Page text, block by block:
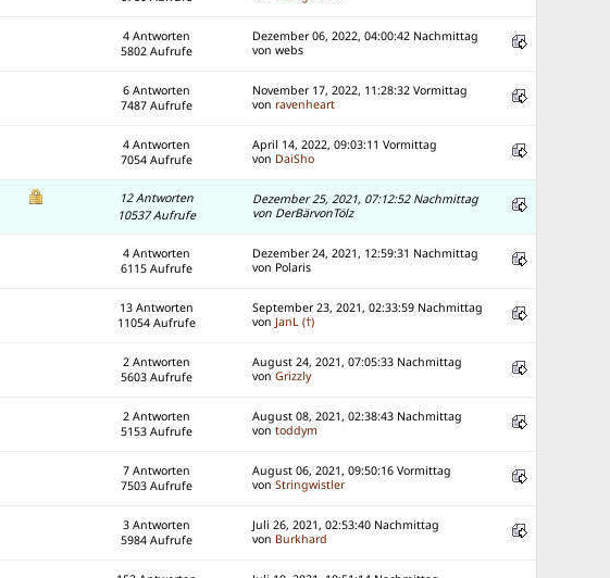
4 Antworten
5802 Aufrufe
Dezember 06, 2022, 04:00:42 Nachmittag
von webs
6 Antworten
7487 Aufrufe
November 17, 2022, 11:28:32 Vormittag
vonravenheart
4 Antworten
7054 Aufrufe
April 14, 2022, 09:03:11 Vormittag
von DaiSho
12 Antworten
10537 Aufrufe
Dezember 25, 2021, 07:12:52 Nachmittag
von DerBärvonTölz
4 Antworten
6115 Aufrufe
Dezember 24, 2021, 12:59:31 Nachmittag
von Polaris
13 Antworten
11054 Aufrufe
September 23, 2021, 02:33:59 Nachmittag
von JanL (†)
2 Antworten
5603 Aufrufe
August 24, 2021, 07:05:33 Nachmittag
vonGrizzly
2 Antworten
5153 Aufrufe
August 08, 2021, 02:38:43 Nachmittag
vontoddym
7 Antworten
7503 Aufrufe
August 06, 2021, 09:50:16 Vormittag
vonStringwistler
3 Antworten
5984 Aufrufe
Juli 26, 2021, 02:53:40 Nachmittag
von Burkhard